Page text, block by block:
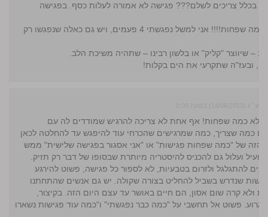
בכלל צריכים לשלם??? פגישה לא אמורה לעלות כסף. בפגישה
כמה פגישות? כמה שפחות!!!! אני למשל נפגשתי 4 פעמים, ויש גם כאלה שנפגשו רק
– שיווצר "קליק" או בלשון רבינו – שתהיה משיכת הלב.
ובעז"ה שתקרעי את הים בקלות!
לא כמה שפחות! אף אחת לא צריכה להרגיש שמודדים לה עם
כמה שצריך, כמה שמרגישים שהכרחי עוד להיפגש עד להחלטה לכאן
הזה של "כמה שפחות פגישות" או "אני אסגור בפגישה שלישית" ממש
ועלול גם להכניס להיסטריה מיותרת שבסופו של דבר רק תזיק.
להתגלגל ולזרום בטבעיות, לא לספור כל פגישה, פשוט להירגע
שנדרש בשביל להחליט בצורה שקולה. יש גם אנשים שהתחתנו
פגישות ולא קרה שום אסון, הם חיים באושר עד עצם היום הזה. בקיצור,
גרוע. פשוט אל תחשבי על "כמה כבר נפגשתי" ו"כמה עוד פגישות נשארו